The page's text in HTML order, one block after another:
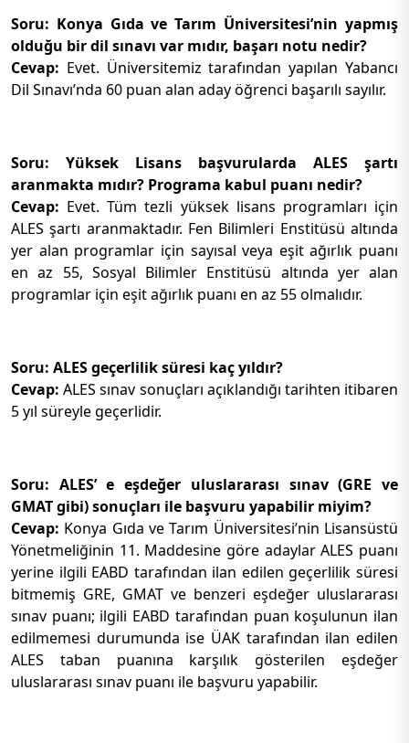
Soru: Konya Gıda ve Tarım Üniversitesi’nin yapmış
olduğu bir dil sınavı var mıdır, başarı notu nedir?
Cevap: Evet. Üniversitemiz tarafından yapılan Yabancı
Dil Sınavı’nda 60 puan alan aday öğrenci başarılı sayılır.
Soru: Yüksek Lisans başvurularda ALES şartı
aranmakta mıdır? Programa kabul puanı nedir?
Cevap: Evet. Tüm tezli yüksek lisans programları için
ALES şartı aranmaktadır. Fen Bilimleri Enstitüsü altında
yer alan programlar için sayısal veya eşit ağırlık puanı
en az 55, Sosyal Bilimler Enstitüsü altında yer alan
programlar için eşit ağırlık puanı en az 55 olmalıdır.
Soru: ALES geçerlilik süresi kaç yıldır?
Cevap: ALES sınav sonuçları açıklandığı tarihten itibaren
5 yıl süreyle geçerlidir.
Soru: ALES’ e eşdeğer uluslararası sınav (GRE ve
GMAT gibi) sonuçları ile başvuru yapabilir miyim?
Cevap: Konya Gıda ve Tarım Üniversitesi’nin Lisansüstü
Yönetmeliğinin 11. Maddesine göre adaylar ALES puanı
yerine ilgili EABD tarafından ilan edilen geçerlilik süresi
bitmemiş GRE, GMAT ve benzeri eşdeğer uluslararası
sınav puanı; ilgili EABD tarafından puan koşulunun ilan
edilmemesi durumunda ise ÜAK tarafından ilan edilen
ALES taban puanına karşılık gösterilen eşdeğer
uluslararası sınav puanı ile başvuru yapabilir.